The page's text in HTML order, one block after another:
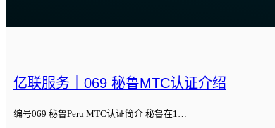
亿联服务｜069 秘鲁MTC认证介绍
编号069 秘鲁Peru MTC认证简介 秘鲁在1…